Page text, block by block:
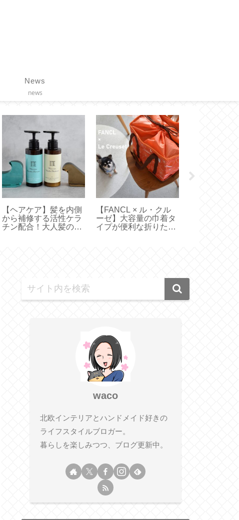
News
news
【リンツ】アウトレッ
ト限定割引率の量り売
りとお得な50% OFF
【FANCL メンバーズ
特典】誕生月のカタロ
グギフトのプレゼント
waco
北欧インテリアとハンドメイド好きの
ライフスタイルブロガー。
暮らしを楽しみつつ、ブログ更新中。